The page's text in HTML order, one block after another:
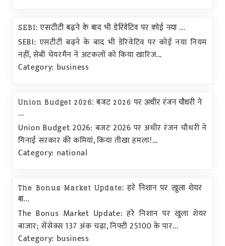
SEBI: एसटीटी बढ़ने के बाद भी डेरिवेटिव पर कोई नया ...
SEBI: एसटीटी बढ़ने के बाद भी डेरिवेटिव पर कोई नया नियम
नहीं, सेबी चेयरमैन ने अटकलों को किया खारिज...
Category: business
Union Budget 2026: बजट 2026 पर अधीर रंजन चौधरी ने
...
Union Budget 2026: बजट 2026 पर अधीर रंजन चौधरी ने
गिनाई सरकार की कमियां, किया तीखा हमला!...
Category: national
The Bonus Market Update: हरे निशान पर खुला शेयर
बा...
The Bonus Market Update: हरे निशान पर खुला शेयर
बाजार; सेंसेक्स 137 अंक चढ़ा, निफ्टी 25100 के पार...
Category: business